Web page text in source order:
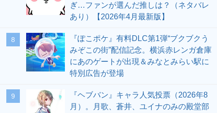
ぎ…ファンが選んだ推しは？（ネタバレ
あり）【2026年4月最新版】
8
『ぽこポケ』有料DLC第1弾“ブクブクう
みぞこの街”配信記念。横浜赤レンガ倉庫
にあのゲートが出現＆みなとみらい駅に
特別広告が登場
9
『ヘブバン』キャラ人気投票（2026年8
月）。月歌、蒼井、ユイナのみの殿堂部